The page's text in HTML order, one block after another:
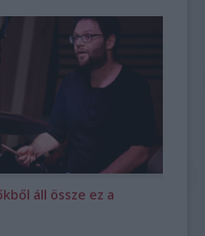
áll össze ez a